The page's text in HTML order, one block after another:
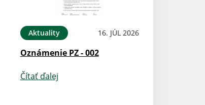
Aktuality 16. JÚL 2026
Oznámenie PZ - 002
Čítať ďalej